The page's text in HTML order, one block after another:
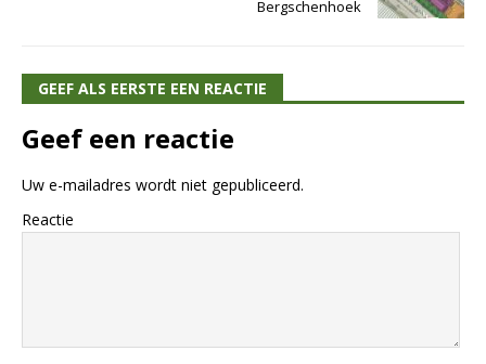
Bergschenhoek
GEEF ALS EERSTE EEN REACTIE
Geef een reactie
Uw e-mailadres wordt niet gepubliceerd.
Reactie